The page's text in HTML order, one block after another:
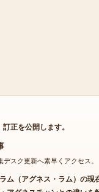
正を公開します。
デスク更新へ素早くアクセス。